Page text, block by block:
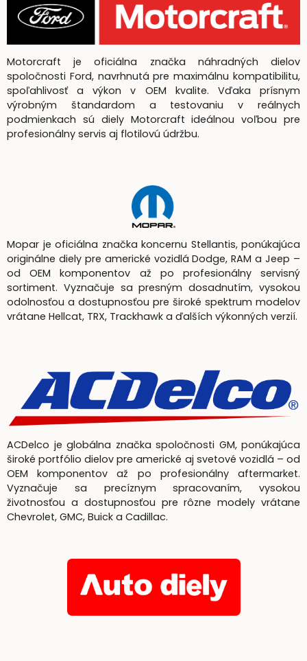
Motorcraft je oficiálna značka náhradných dielov
spoločnosti Ford, navrhnutá pre maximálnu kompatibilitu,
spoľahlivosť a výkon v OEM kvalite. Vďaka prísnym
výrobným štandardom a testovaniu v reálnych
podmienkach sú diely Motorcraft ideálnou voľbou pre
profesionálny servis aj flotilovú údržbu.
Mopar je oficiálna značka koncernu Stellantis, ponúkajúca
originálne diely pre americké vozidlá Dodge, RAM a Jeep –
od OEM komponentov až po profesionálny servisný
sortiment. Vyznačuje sa presným dosadnutím, vysokou
odolnosťou a dostupnosťou pre široké spektrum modelov
vrátane Hellcat, TRX, Trackhawk a ďalších výkonných verzií.
ACDelco je globálna značka spoločnosti GM, ponúkajúca
široké portfólio dielov pre americké aj svetové vozidlá – od
OEM komponentov až po profesionálny aftermarket.
Vyznačuje sa precíznym spracovaním, vysokou
životnosťou a dostupnosťou pre rôzne modely vrátane
Chevrolet, GMC, Buick a Cadillac.